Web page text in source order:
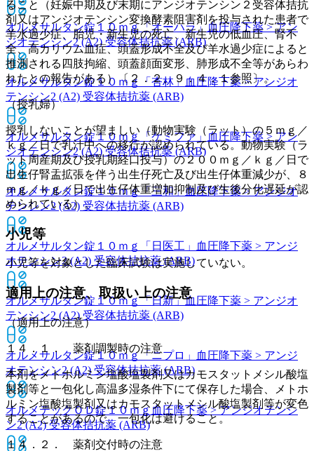
オルメサルタン錠１０ｍｇ「オーハラ」血圧降下薬 > アン
ジオテンシン2 (A2) 受容体拮抗薬 (ARB)
オルメサルタン錠１０ｍｇ「杏林」 血圧降下薬 > アンジオ
テンシン2 (A2) 受容体拮抗薬 (ARB)
オルメサルタン錠１０ｍｇ「ケミファ」 血圧降下薬 > アン
ジオテンシン2 (A2) 受容体拮抗薬 (ARB)
オルメサルタン錠１０ｍｇ「三和」血圧降下薬 > アンジオ
テンシン2 (A2) 受容体拮抗薬 (ARB)
オルメサルタン錠１０ｍｇ「日医工」
血圧降下薬 > アンジ
オテンシン2 (A2) 受容体拮抗薬 (ARB)
オルメサルタン錠１０ｍｇ「日新」血圧降下薬 > アンジオ
テンシン2 (A2) 受容体拮抗薬 (ARB)
オルメサルタン錠１０ｍｇ「ニプロ」
血圧降下薬 > アンジ
オテンシン2 (A2) 受容体拮抗薬 (ARB)
オルメテックＯＤ錠１０ｍｇ 血圧降下薬 > アンジオテンシ
ン2 (A2) 受容体拮抗薬 (ARB)
ること（妊娠中期及び末期にアンジオテンシン２受容体拮抗
剤又はアンジオテンシン変換酵素阻害剤を投与された患者で
羊水過少症、胎児・新生児の死亡、新生児の低血圧、腎不
全、高カリウム血症、頭蓋形成不全及び羊水過少症によると
推測される四肢拘縮、頭蓋顔面変形、肺形成不全等があらわ
れたとの報告がある）〔２．２、９．４．１参照〕。
（授乳婦）
授乳しないことが望ましい（動物実験（ラット）の５ｍｇ／
ｋｇ／日で乳汁中への移行が認められている。動物実験（ラ
ット周産期及び授乳期経口投与）の２００ｍｇ／ｋｇ／日で
出生仔腎盂拡張を伴う出生仔死亡及び出生仔体重減少が、８
ｍｇ／ｋｇ／日で出生仔体重増加抑制及び生後分化遅延が認
められている）。
小児等
小児等を対象とした臨床試験は実施していない。
適用上の注意、取扱い上の注意
（適用上の注意）
１４．１． 薬剤調製時の注意
本剤をメトホルミン塩酸塩製剤又はカモスタットメシル酸塩
製剤等と一包化し高温多湿条件下にて保存した場合、メトホ
ルミン塩酸塩製剤又はカモスタットメシル酸塩製剤等が変色
することがあるので、一包化は避けること。
１４．２． 薬剤交付時の注意